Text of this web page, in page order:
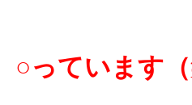
○っています（